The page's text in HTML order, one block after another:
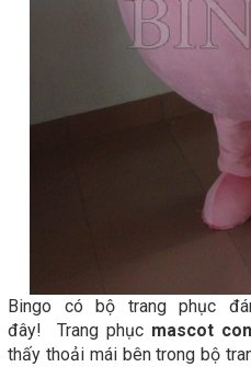
Bingo có bộ trang phục
đây! Trang phục mascot
thấy thoải mái bên trong bộ